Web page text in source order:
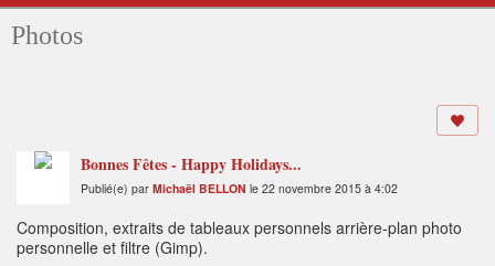
Photos
Bonnes Fêtes - Happy Holidays...
Publié(e) par Michaël BELLON le 22 novembre 2015 à 4:02
Composition, extraits de tableaux personnels arrière-plan photo
personnelle et filtre (Gimp).